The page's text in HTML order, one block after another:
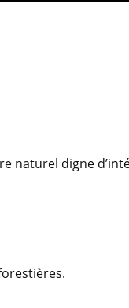
naturel digne